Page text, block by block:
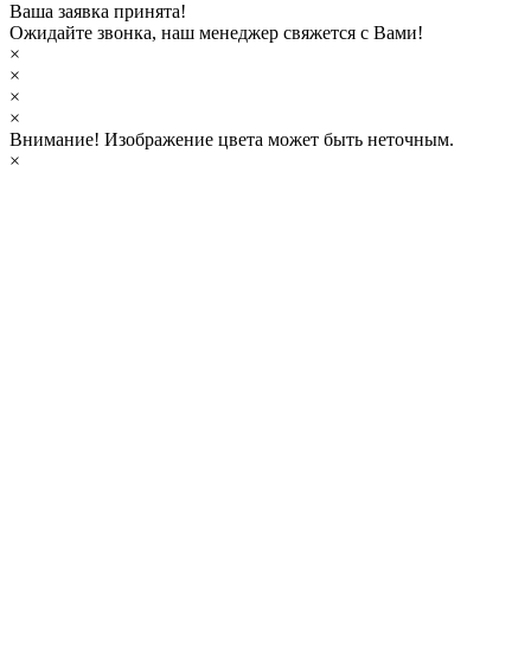
Ваша заявка принята!
Ожидайте звонка, наш менеджер свяжется с Вами!
×
×
×
×
Внимание! Изображение цвета может быть неточным.
×